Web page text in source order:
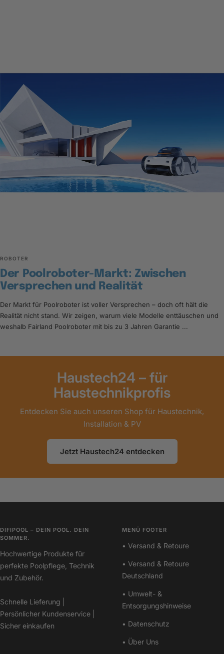
ROBOTER
Der Poolroboter-Markt: Zwischen
Versprechen und Realität
Der Markt für Poolroboter ist voller Versprechen – doch oft hält die
Realität nicht stand. Wir zeigen, warum viele Modelle enttäuschen und
weshalb Fairland Poolroboter mit bis zu 3 Jahren Garantie ...
Haustech24 – für
Haustechnikprofis
Entdecken Sie auch unseren Shop für Haustechnik,
Installation & PV
Jetzt Haustech24 entdecken
DIFIPOOL – DEIN POOL. DEIN
SOMMER.
Hochwertige Produkte für
perfekte Poolpflege, Technik
und Zubehör.
Schnelle Lieferung |
Persönlicher Kundenservice |
Sicher einkaufen
MENÜ FOOTER
• Versand & Retoure
• Versand & Retoure
Deutschland
• Umwelt- &
Entsorgungshinweise
• Datenschutz
• Über Uns